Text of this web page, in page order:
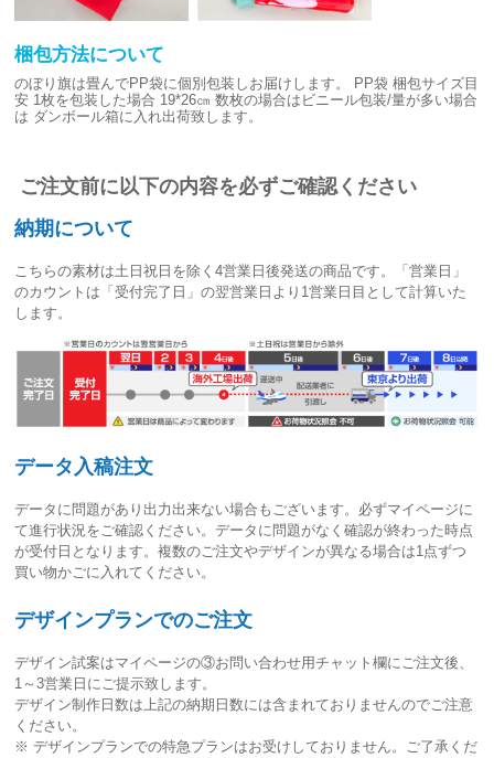
梱包方法について
のぼり旗は畳んでPP袋に個別包装しお届けします。
PP袋 梱包サイズ目
安 1枚を包装した場合 19*26㎝ 数枚の場合はビニール包装/量が多い場合
は ダンボール箱に入れ出荷致します。
ご注文前に以下の内容を必ずご確認ください
納期について
こちらの素材は土日祝日を除く4営業日後発送の商品です。「営業日」
のカウントは「受付完了日」の翌営業日より1営業日目として計算いた
します。
データ入稿注文
データに問題があり出力出来ない場合もございます。必ずマイページに
て進行状況をご確認ください。データに問題がなく確認が終わった時点
が受付日 となります。複数のご注文やデザインが異なる場合は1点ずつ
買い物かごに入れてください。
デザインプランでのご注文
デザイン試案はマイページの③お問い合わせ用チャット欄にご注文後、
1～3営業日 にご提示致します。
デザイン制作日数は上記の納期日数には含まれておりませんのでご注意
ください。
※ デザインプランでの特急プランはお受けしておりません。ご了承くだ